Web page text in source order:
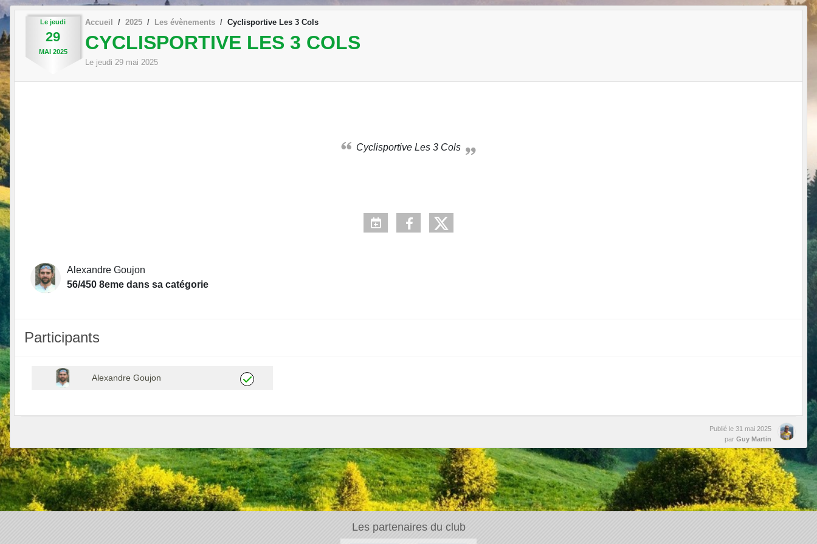
Le jeudi
29
MAI 2025
Accueil 2025 Les évènements Cyclisportive Les 3 Cols
CYCLISPORTIVE LES 3 COLS
Le jeudi 29 mai 2025
Cyclisportive Les 3 Cols
Alexandre Goujon
56/450 8eme dans sa catégorie
Participants
Alexandre Goujon
Publié le 31 mai 2025
par Guy Martin
Les partenaires du club